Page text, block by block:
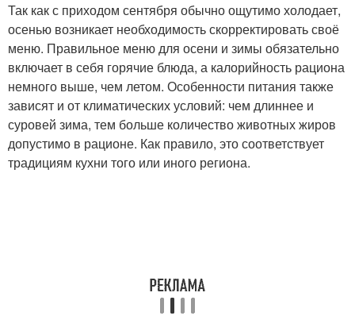
Так как с приходом сентября обычно ощутимо холодает,
осенью возникает необходимость скорректировать своё
меню. Правильное меню для осени и зимы обязательно
включает в себя горячие блюда, а калорийность рациона
немного выше, чем летом. Особенности питания также
зависят и от климатических условий: чем длиннее и
суровей зима, тем больше количество животных жиров
допустимо в рационе. Как правило, это соответствует
традициям кухни того или иного региона.